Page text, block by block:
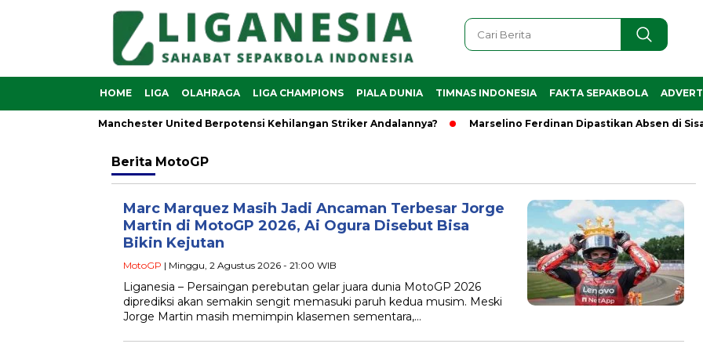
HOME LIGA OLAHRAGA LIGA CHAMPIONS PIALA DUNIA TIMNAS INDONESIA FAKTA SEPAKBOLA
Sesko, Manchester United Berpotensi Kehilangan Striker Andalannya? Marselino Ferdinan Dipastikan Absen di Sisa
Berita MotoGP
Marc Marquez Masih Jadi Ancaman Terbesar Jorge
Martin di MotoGP 2026, Ai Ogura Disebut Bisa
Bikin Kejutan
MotoGP | Minggu, 2 Agustus 2026 - 21:00 WIB
Liganesia – Persaingan perebutan gelar juara dunia MotoGP 2026
diprediksi akan semakin sengit memasuki paruh kedua musim. Meski
Jorge Martin masih memimpin klasemen sementara,…